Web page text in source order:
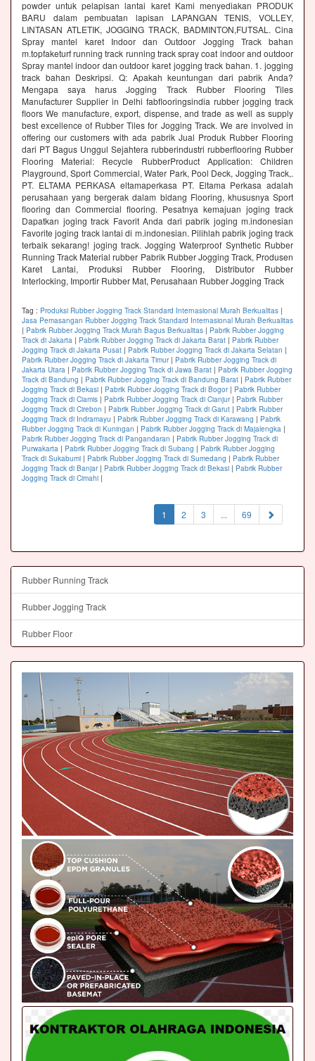
powder untuk pelapisan lantai karet Kami menyediakan PRODUK
BARU dalam pembuatan lapisan LAPANGAN TENIS, VOLLEY,
LINTASAN ATLETIK, JOGGING TRACK, BADMINTON,FUTSAL. Cina
Spray mantel karet Indoor dan Outdoor Jogging Track bahan
m.topfaketurf running track running track spray coat indoor and outdoor
Spray mantel indoor dan outdoor karet jogging track bahan. 1. jogging
track bahan Deskripsi. Q: Apakah keuntungan dari pabrik Anda?
Mengapa saya harus Jogging Track Rubber Flooring Tiles
Manufacturer Supplier in Delhi fabflooringsindia rubber jogging track
floors We manufacture, export, dispense, and trade as well as supply
best excellence of Rubber Tiles for Jogging Track. We are involved in
offering our customers with ada pabrik Jual Produk Rubber Flooring
dari PT Bagus Unggul Sejahtera rubberindustri rubberflooring Rubber
Flooring Material: Recycle RubberProduct Application: Children
Playground, Sport Commercial, Water Park, Pool Deck, Jogging Track,.
PT. ELTAMA PERKASA eltamaperkasa PT. Eltama Perkasa adalah
perusahaan yang bergerak dalam bidang Flooring, khususnya Sport
flooring dan Commercial flooring. Pesatnya kemajuan joging track
Dapatkan joging track Favorit Anda dari pabrik joging m.indonesian
Favorite joging track lantai di m.indonesian. Pilihlah pabrik joging track
terbaik sekarang! joging track. Jogging Waterproof Synthetic Rubber
Running Track Material rubber Pabrik Rubber Jogging Track, Produsen
Karet Lantai, Produksi Rubber Flooring, Distributor Rubber
Interlocking, Importir Rubber Mat, Perusahaan Rubber Jogging Track
Tag : Produksi Rubber Jogging Track Standard Internasional Murah Berkualitas |
Jasa Pemasangan Rubber Jogging Track Standard Internasional Murah Berkualitas
| Pabrik Rubber Jogging Track Murah Bagus Berkualitas | Pabrik Rubber Jogging
Track di Jakarta | Pabrik Rubber Jogging Track di Jakarta Barat | Pabrik Rubber
Jogging Track di Jakarta Pusat | Pabrik Rubber Jogging Track di Jakarta Selatan |
Pabrik Rubber Jogging Track di Jakarta Timur| Pabrik Rubber Jogging Track di
Jakarta Utara | Pabrik Rubber Jogging Track di Jawa Barat | Pabrik Rubber Jogging
Track di Bandung | Pabrik Rubber Jogging Track di Bandung Barat | Pabrik Rubber
Jogging Track di Bekasi | Pabrik Rubber Jogging Track di Bogor| Pabrik Rubber
Jogging Track di Ciamis | Pabrik Rubber Jogging Track di Cianjur| Pabrik Rubber
Jogging Track di Cirebon | Pabrik Rubber Jogging Track di Garut | Pabrik Rubber
Jogging Track di Indramayu | Pabrik Rubber Jogging Track di Karawang | Pabrik
Rubber Jogging Track di Kuningan | Pabrik Rubber Jogging Track di Majalengka |
Pabrik Rubber Jogging Track di Pangandaran | Pabrik Rubber Jogging Track di
Purwakarta | Pabrik Rubber Jogging Track di Subang | Pabrik Rubber Jogging
Track di Sukabumi | Pabrik Rubber Jogging Track di Sumedang | Pabrik Rubber
Jogging Track di Banjar| Pabrik Rubber Jogging Track di Bekasi | Pabrik Rubber
Jogging Track di Cimahi |
1 (current)
2 3 ... 69
Rubber Running Track
Rubber Jogging Track
Rubber Floor